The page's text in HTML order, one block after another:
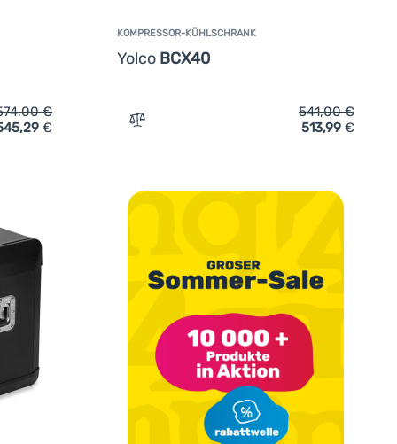
Kühlschrank Yolco BCX50' hinzufügen
€
€
KOMPRESSOR-KÜHLSCHRANK
Yolco BCX40
Zum Vergleich 'Kompressor-Kühlschrank
541,00€
513,99 €